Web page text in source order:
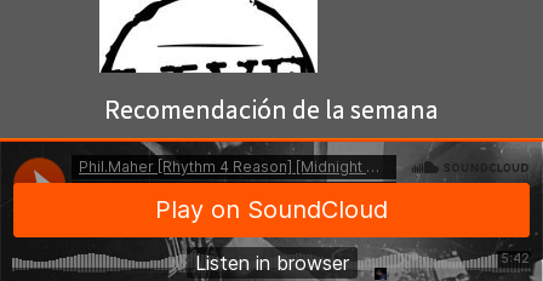
Recomendación de la semana